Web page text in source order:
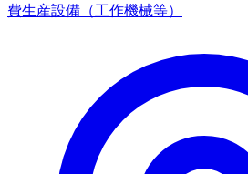
費生産設備（工作機械等）